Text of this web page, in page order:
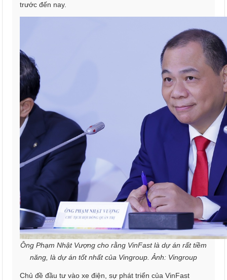
trước đến nay.
Ông Phạm Nhật Vượng cho rằng VinFast là dự án rất tiềm
năng, là dự án tốt nhất của Vingroup . Ảnh: Vingroup
Chủ đề đầu tư vào xe điện, sự phát triển của VinFast